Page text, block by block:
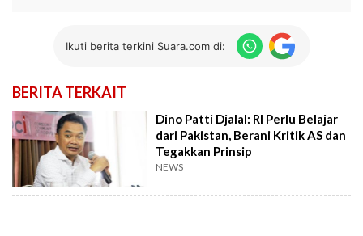
Ikuti berita terkini Suara.com di:
BERITA TERKAIT
Dino Patti Djalal: RI Perlu Belajar
dari Pakistan, Berani Kritik AS dan
Tegakkan Prinsip
NEWS